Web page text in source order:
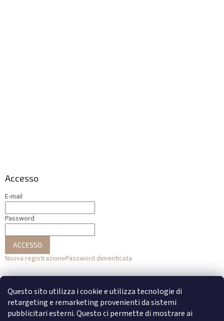
Questo sito utilizza i cookie e utilizza tecnologie di
retargeting e remarketing provenienti da sistemi
pubblicitari esterni. Questo ci permette di mostrare ai
Accesso
E-mail
Password
ACCESSO
Nuova registrazionePassword dimenticata
o
Accesso con Facebook